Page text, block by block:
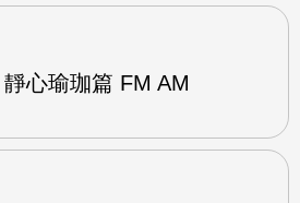
心瑜珈篇 FM AM